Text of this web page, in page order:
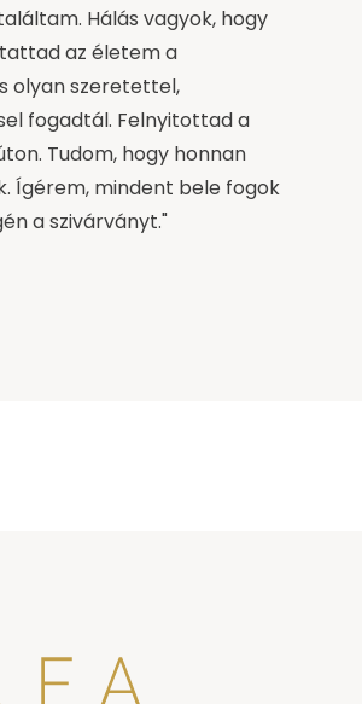
Hálás vagyok, hogy
az életem a
olyan szeretettel,
fogadtál. Felnyitottad a
Tudom, hogy honnan
Ígérem, mindent bele fogok
a szivárványt."